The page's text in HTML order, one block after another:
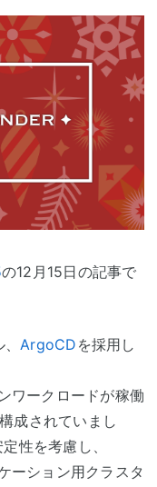
の12月15日の記事で
ArgoCD を採用し
ワークロードが稼働
成されていまし
性を考慮し、
ーション用クラスタ